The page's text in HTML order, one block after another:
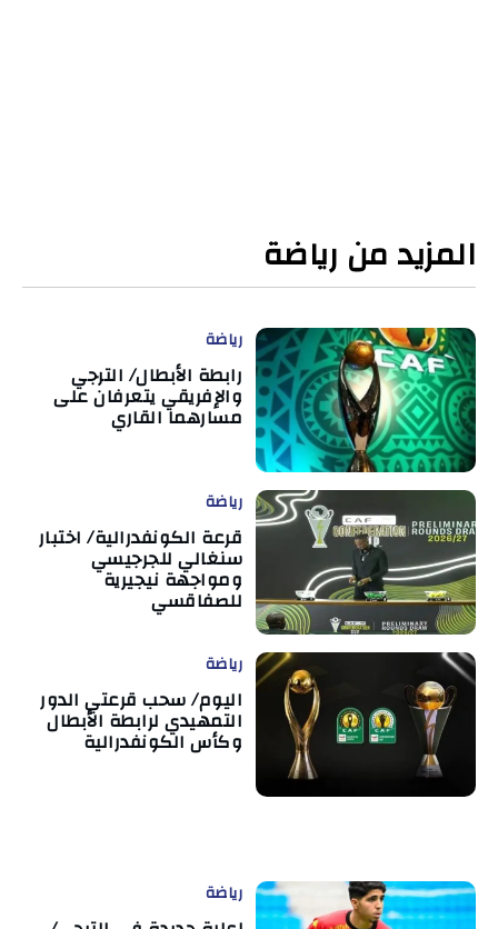
المزيد من رياضة
رياضة
رابطة الأبطال/ الترجي
والإفريقي يتعرفان على
مسارهما القاري
رياضة
قرعة الكونفدرالية/ اختبار
سنغالي للجرجيسي
ومواجهة نيجيرية
للصفاقسي
رياضة
اليوم/ سحب قرعتي الدور
التمهيدي لرابطة الأبطال
وكأس الكونفدرالية
رياضة